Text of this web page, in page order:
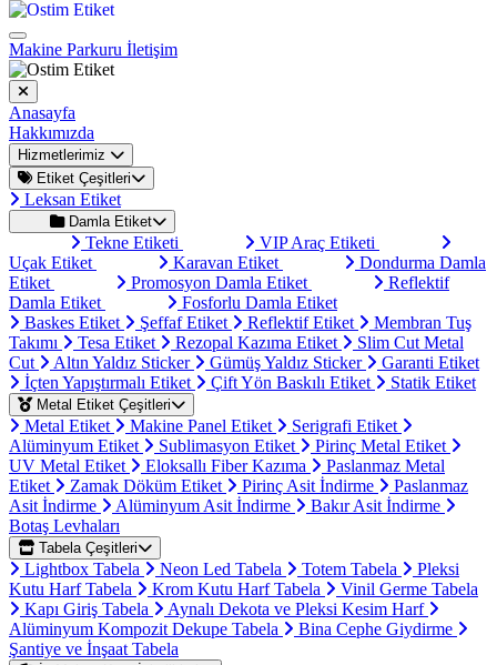
Makine Parkuru İletişim
Anasayfa
Hakkımızda
Hizmetlerimiz
Etiket Çeşitleri
Leksan Etiket
Damla Etiket
Tekne Etiketi
VIP Araç Etiketi
Uçak Etiket
Karavan Etiket
Dondurma Damla
Etiket
Promosyon Damla Etiket
Reflektif
Damla Etiket
Fosforlu Damla Etiket
Baskes Etiket
Şeffaf Etiket Reflektif Etiket
Membran Tuş
Takımı
Tesa Etiket Rezopal Kazıma Etiket
Slim Cut Metal
Cut
Altın Yaldız Sticker Gümüş Yaldız Sticker
Garanti Etiket
İçten Yapıştırmalı Etiket
Çift Yön Baskılı Etiket Statik Etiket
Metal Etiket Çeşitleri
Metal Etiket Makine Panel Etiket
Serigrafi Etiket
Alüminyum Etiket
Sublimasyon Etiket
Pirinç Metal Etiket
UV Metal Etiket
Eloksallı Fiber Kazıma
Paslanmaz Metal
Etiket
Zamak Döküm Etiket Pirinç Asit İndirme
Paslanmaz
Asit İndirme
Alüminyum Asit İndirme
Bakır Asit İndirme
Botaş Levhaları
Tabela Çeşitleri
Lightbox Tabela Neon Led Tabela Totem Tabela
Pleksi
Kutu Harf Tabela
Krom Kutu Harf Tabela
Vinil Germe Tabela
Kapı Giriş Tabela
Aynalı Dekota ve Pleksi Kesim Harf
Alüminyum Kompozit Dekupe Tabela
Bina Cephe Giydirme
Şantiye ve İnşaat Tabela